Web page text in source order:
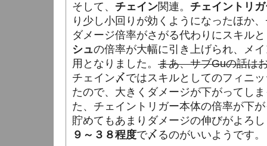
そして、 チェイン関連。 チェイントリ
り少し小回りが効くようになったほか
ダメージ倍率がさがる代わりにスキル
シュの倍率が大幅に引き上げられ、メ
用となりました。 まあ、サブGuの話は
チェイン〆ではスキルとしてのフィニ
たので、大きくダメージが下がってし
た、チェイントリガー本体の倍率が下
貯めてもあまりダメージの伸びがよろ
９～３８程度で〆るのがいいようです。